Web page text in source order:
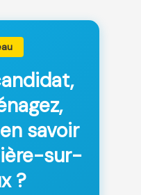
savoir
sur-
?